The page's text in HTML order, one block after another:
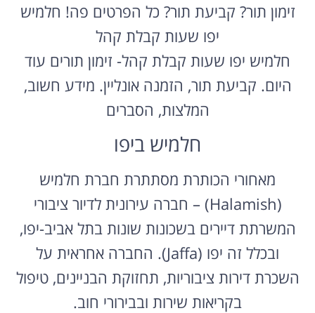
זימון תור? קביעת תור? כל הפרטים פה! חלמיש
יפו שעות קבלת קהל
חלמיש יפו שעות קבלת קהל- זימון תורים עוד
היום. קביעת תור, הזמנה אונליין. מידע חשוב,
המלצות, הסברים
חלמיש ביפו
מאחורי הכותרת מסתתרת חברת חלמיש
(Halamish) – חברה עירונית לדיור ציבורי
המשרתת דיירים בשכונות שונות בתל אביב-יפו,
ובכלל זה יפו (Jaffa). החברה אחראית על
השכרת דירות ציבוריות, תחזוקת הבניינים, טיפול
בקריאות שירות ובבירורי חוב.